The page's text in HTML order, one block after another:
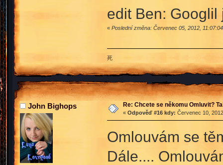
edit Ben:
« Poslední změna: Červenec 05, 2012,
死
John Bighops Re: Chcete se někomu Omluvit?
« Odpověď #16 kdy: Červenec 10,
Omlouvám se
Dále....